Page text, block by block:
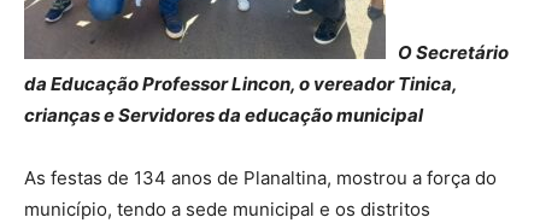
O Secretário
da Educação Professor Lincon, o vereador Tinica,
crianças e Servidores da educação municipal
As festas de 134 anos de Planaltina, mostrou a força do
município, tendo a sede municipal e os distritos